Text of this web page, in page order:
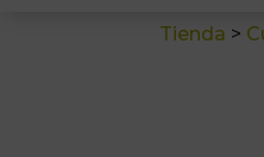
Tienda >